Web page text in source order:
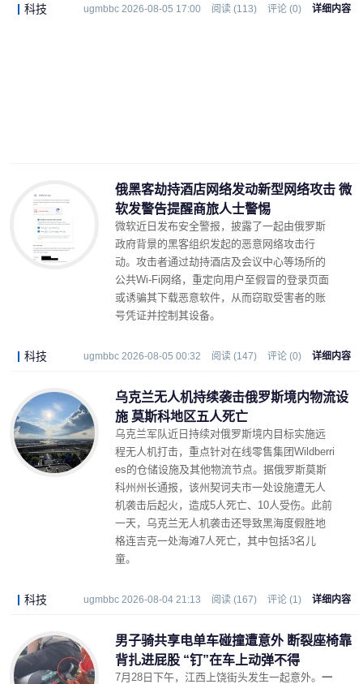
科技 ugmbbc 2026-08-05 17:00 阅读 (113) 评论 (0) 详细内容
俄黑客劫持酒店网络发动新型网络攻击 微
软发警告提醒商旅人士警惕
微软近日发布安全警报，披露了一起由俄罗斯
政府背景的黑客组织发起的恶意网络攻击行
动。攻击者通过劫持酒店及会议中心等场所的
公共Wi-Fi网络，重定向用户至假冒的登录页面
或诱骗其下载恶意软件，从而窃取受害者的账
号凭证并控制其设备。
科技 ugmbbc 2026-08-05 00:32 阅读 (147) 评论 (0) 详细内容
乌克兰无人机持续袭击俄罗斯境内物流设
施 莫斯科地区五人死亡
乌克兰军队近日持续对俄罗斯境内目标实施远
程无人机打击，重点针对在线零售集团Wildberri
es的仓储设施及其他物流节点。据俄罗斯莫斯
科州州长通报，该州契诃夫市一处设施遭无人
机袭击后起火，造成5人死亡、10人受伤。此前
一天，乌克兰无人机袭击还导致黑海度假胜地
格连吉克一处海滩7人死亡，其中包括3名儿
童。
科技 ugmbbc 2026-08-04 21:13 阅读 (167) 评论 (1) 详细内容
男子骑共享电单车碰撞遭意外 断裂座椅靠
背扎进屁股 “钉”在车上动弹不得
7月28日下午，江西上饶街头发生一起意外。 一